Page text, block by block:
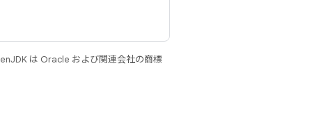
は Oracle および関連会社の商標